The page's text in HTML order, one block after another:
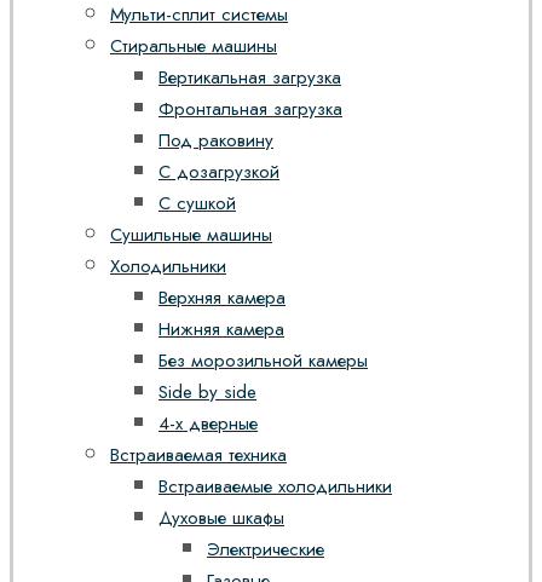
Мульти-сплит системы
Стиральные машины
Вертикальная загрузка
Фронтальная загрузка
Под раковину
С дозагрузкой
С сушкой
Сушильные машины
Холодильники
Верхняя камера
Нижняя камера
Без морозильной камеры
Side by side
4-х дверные
Встраиваемая техника
Встраиваемые холодильники
Духовые шкафы
Электрические